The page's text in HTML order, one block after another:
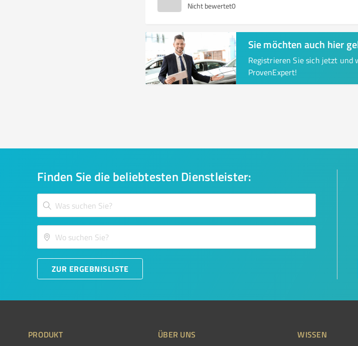
Nicht bewertet0
Sie möchten auch hier
Registrieren Sie sich jetzt und
ProvenExpert!
Finden Sie die beliebtesten Dienstleister:
ZUR ERGEBNISLISTE
PRODUKT ÜBER UNS WISSEN